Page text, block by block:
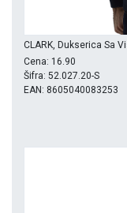
CLARK, Dukserica Sa
Cena: 16.90
Šifra: 52.027.20-S
EAN: 8605040083253